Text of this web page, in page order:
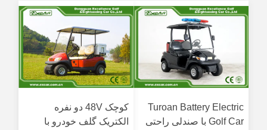
Turoan Battery Electric
Golf Car با صندلی راحتی
کوچک 48V دو نفره
الکتریک گلف خودرو با